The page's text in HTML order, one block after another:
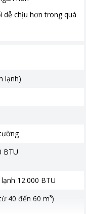
dễ chịu hơn trong quá
lạnh)
BTU
12.000 BTU
40 đến 60 m³)